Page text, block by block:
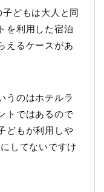
どもは大人と同
を利用した宿泊
えるケースがあ
うのはホテルラ
トではあるので
どもが利用しや
してないですけ